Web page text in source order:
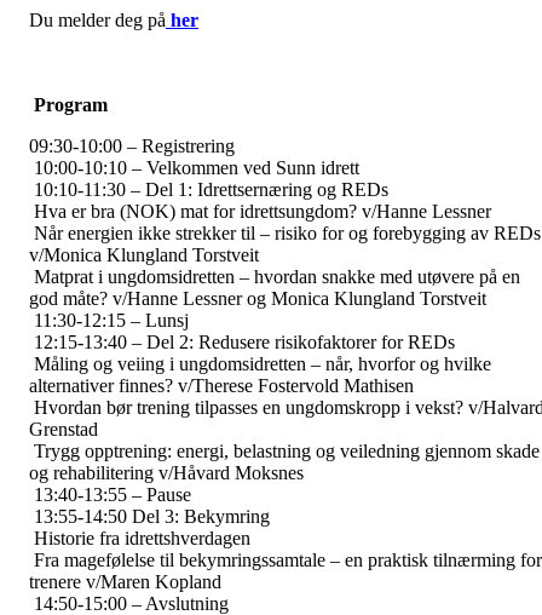
Du melder deg på her
Program
09:30-10:00 – Registrering
10:00-10:10 – Velkommen ved Sunn idrett
10:10-11:30 – Del 1: Idrettsernæring og REDs
Hva er bra (NOK) mat for idrettsungdom? v/Hanne Lessner
Når energien ikke strekker til – risiko for og forebygging av REDs
v/Monica Klungland Torstveit
Matprat i ungdomsidretten – hvordan snakke med utøvere på en
god måte? v/Hanne Lessner og Monica Klungland Torstveit
11:30-12:15 – Lunsj
12:15-13:40 – Del 2: Redusere risikofaktorer for REDs
Måling og veiing i ungdomsidretten – når, hvorfor og hvilke
alternativer finnes? v/Therese Fostervold Mathisen
Hvordan bør trening tilpasses en ungdomskropp i vekst? v/
Grenstad
Trygg opptrening: energi, belastning og veiledning gjennom skade
og rehabilitering v/Håvard Moksnes
13:40-13:55 – Pause
13:55-14:50 Del 3: Bekymring
Historie fra idrettshverdagen
Fra magefølelse til bekymringssamtale – en praktisk tilnærming for
trenere v/Maren Kopland
14:50-15:00 – Avslutning